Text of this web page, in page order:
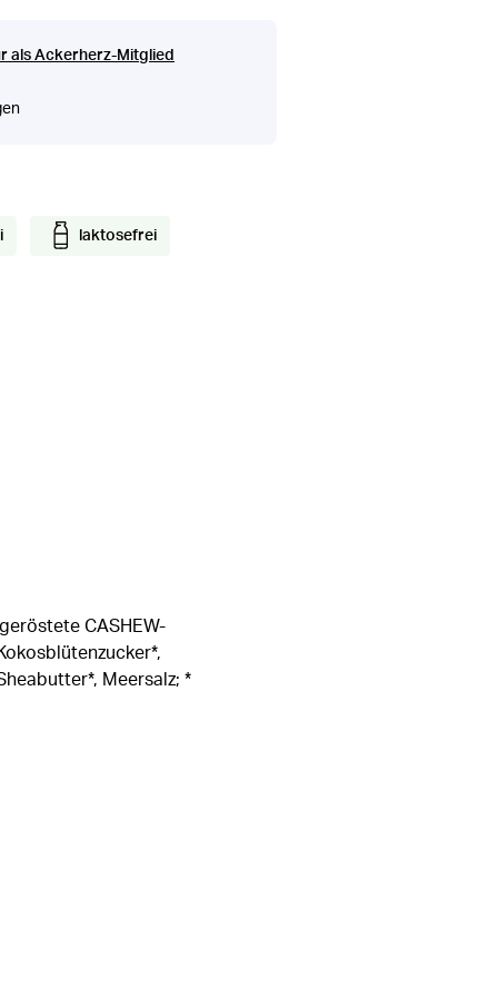
als Ackerherz-Mitglied
laktosefrei
CASHEW-
Meersalz; *